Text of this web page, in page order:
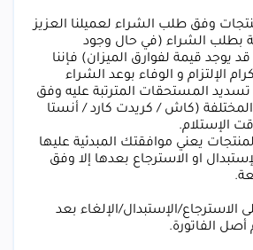
وفق طلب الشراء لعميلنا العزيز
بطلب الشراء (في حال وجود
يوجد قيمة لفوارق الميزان) فإننا
الإلتزام و الوفاء بوعد الشراء
تسديد المستحقات المترتبة عليه وفق
(كاش / كريدت كارد / أنستا
الإستلام.
يعني موافقتك المبدئية عليها
او الاسترجاع بعدها إلا وفق
الاسترجاع/الإستبدال/الإلغاء بعد
أصل الفاتورة.